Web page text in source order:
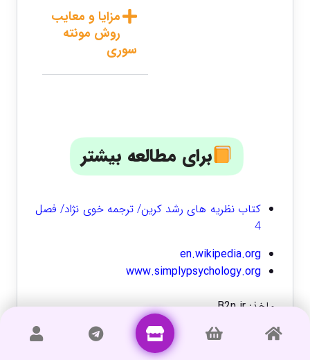
مزایا و معایب
روش مونته
سوری
برای مطالعه بیشتر
کتاب نظریه های رشد کرین/ ترجمه خوی نژاد/ فصل
4
en.wikipedia.org
www.simplypsychology.org
ماخذ:B2n.ir